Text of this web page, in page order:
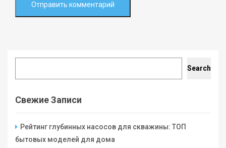
Search
Свежие Записи
Рейтинг глубинных насосов для скважины: ТОП
бытовых моделей для дома